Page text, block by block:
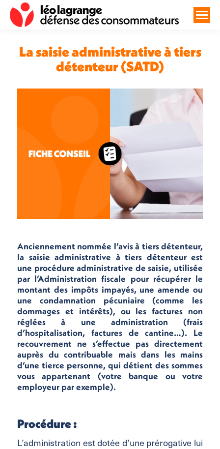
La saisie administrative à tiers
détenteur (SATD)
Anciennement nommée l’avis à tiers détenteur,
la saisie administrative à tiers détenteur est
une procédure administrative de saisie, utilisée
par l’Administration fiscale pour récupérer le
montant des impôts impayés, une amende ou
une condamnation pécuniaire (comme les
dommages et intérêts), ou les factures non
réglées à une administration (frais
d’hospitalisation, factures de cantine…). Le
recouvrement ne s’effectue pas directement
auprès du contribuable mais dans les mains
d’une tierce personne, qui détient des sommes
vous appartenant (votre banque ou votre
employeur par exemple).
Procédure :
L’administration est dotée d’une prérogative lui